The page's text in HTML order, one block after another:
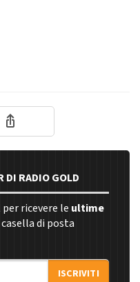
DI RADIO GOLD
ricevere le ultime
di posta
ISCRIVITI